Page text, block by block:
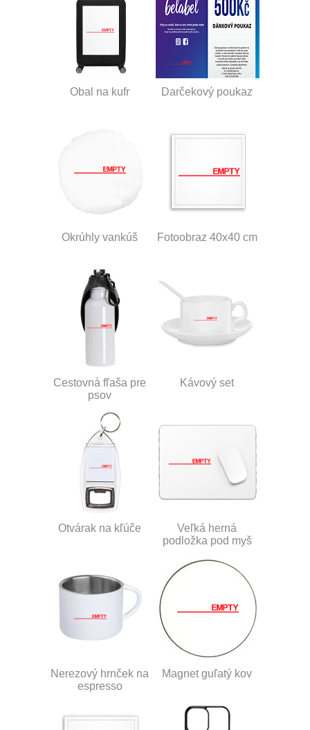
Obal na kufr Darčekový poukaz
Okrúhly vankúš Fotoobraz 40x40 cm
Cestovná fľaša pre
psov
Kávový set
Otvárak na kľúče
Veľká herná
podložka pod myš
Nerezový hrnček na
espresso
Magnet guľatý kov